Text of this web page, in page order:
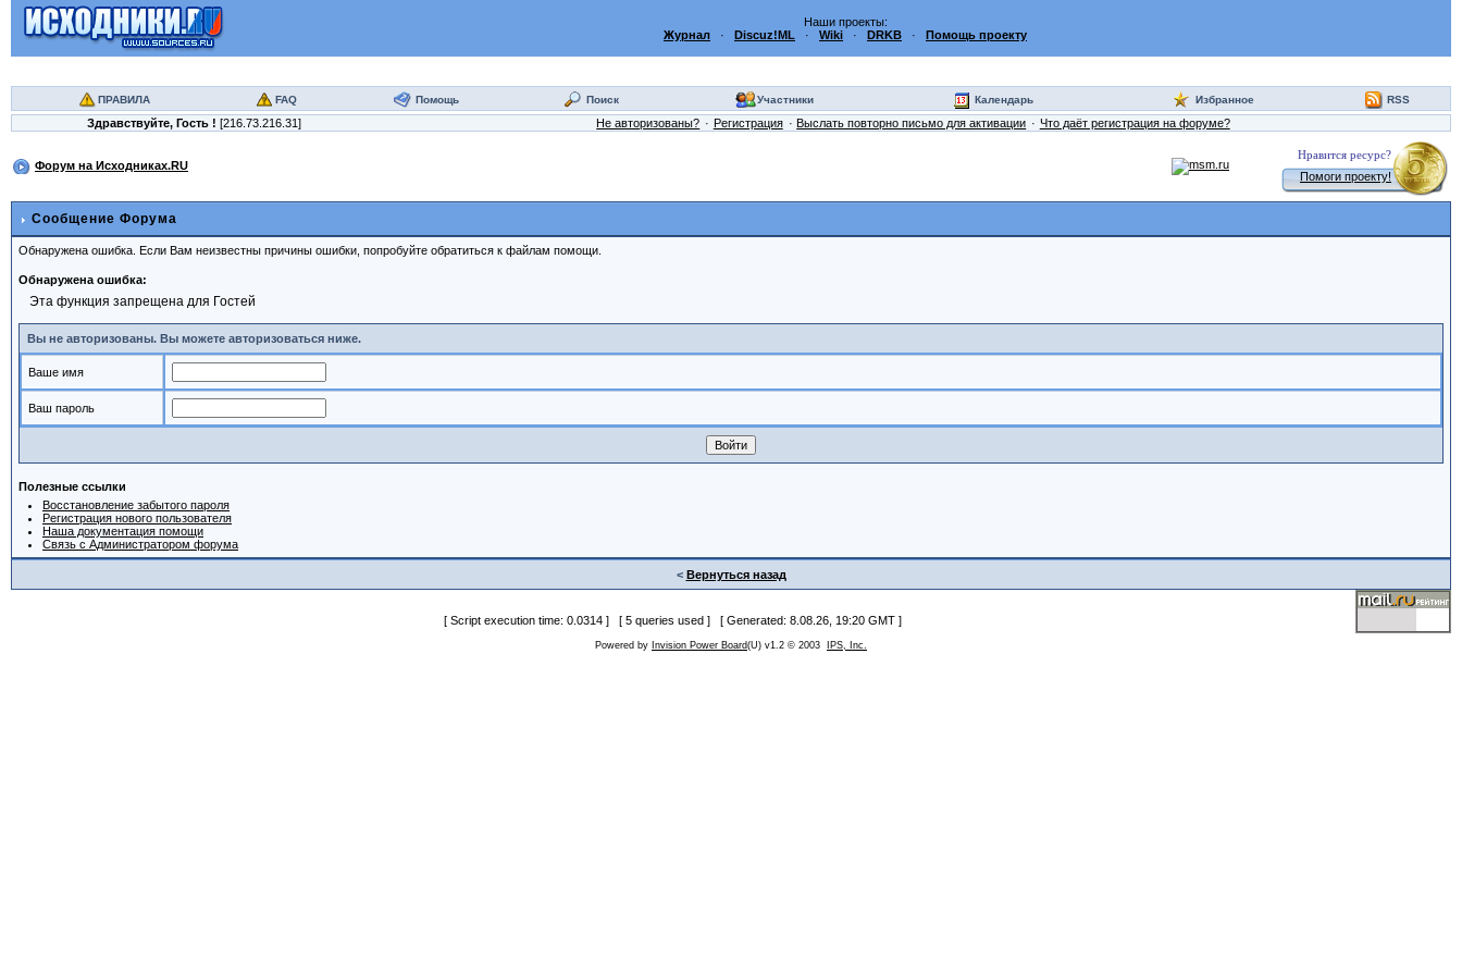
Наши проекты:
Журнал · Discuz!ML · Wiki · DRKB · Помощь проекту
ПРАВИЛА FAQ Помощь Поиск Участники Календарь Избранное RSS
Здравствуйте, Гость ! [216.73.216.31] Не авторизованы? Регистрация Выслать повторно письмо для активации Что даёт регистрация на форуме?
Форум на Исходниках.RU
Нравится ресурс?
Помоги проекту!
Сообщение Форума
Обнаружена ошибка. Если Вам неизвестны причины ошибки, попробуйте обратиться к файлам помощи.
Обнаружена ошибка:
Эта функция запрещена для Гостей
Вы не авторизованы. Вы можете авторизоваться ниже.
Ваше имя
Ваш пароль
Полезные ссылки
Восстановление забытого пароля
Регистрация нового пользователя
Наша документация помощи
Связь с Администратором форума
< Вернуться назад
[ Script execution time: 0.0314 ] [ 5 queries used ] [ Generated: 8.08.26, 19:20 GMT ]
Powered by Invision Power Board(U) v1.2 © 2003 IPS, Inc.